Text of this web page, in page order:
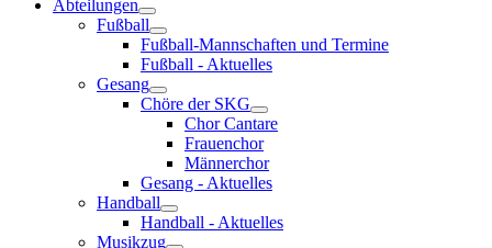
Abteilungen
Fußball
Fußball-Mannschaften und Termine
Fußball - Aktuelles
Gesang
Chöre der SKG
Chor Cantare
Frauenchor
Männerchor
Gesang - Aktuelles
Handball
Handball - Aktuelles
Musikzug